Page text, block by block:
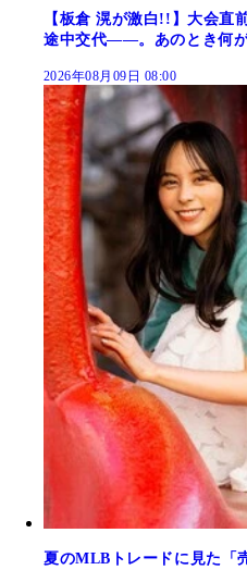
【板倉 滉が激白!!】大会直
途中交代――。あのとき何が
2026年08月09日 08:00
夏のMLBトレードに見た「